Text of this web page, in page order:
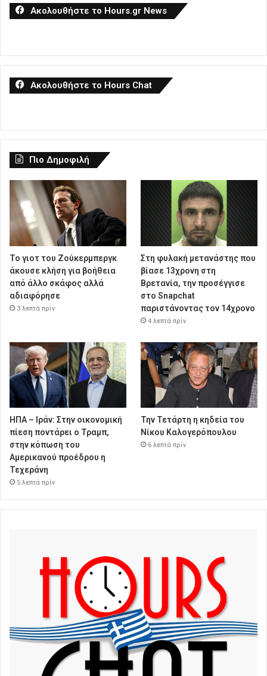
Ακολουθήστε το Hours.gr News
Ακολουθήστε το Hours Chat
Πιο Δημοφιλή
Το γιοτ του Ζούκερμπεργκ
άκουσε κλήση για βοήθεια
από άλλο σκάφος αλλά
αδιαφόρησε
3 λεπτά πρίν
Στη φυλακή μετανάστης που
βίασε 13χρονη στη
Βρετανία, την προσέγγισε
στο Snapchat
παριστάνοντας τον 14χρονο
4 λεπτά πρίν
ΗΠΑ – Ιράν: Στην οικονομική
πίεση ποντάρει ο Τραμπ,
στην κόπωση του
Αμερικανού προέδρου η
Τεχεράνη
5 λεπτά πρίν
Την Τετάρτη η κηδεία του
Νίκου Καλογερόπουλου
6 λεπτά πρίν